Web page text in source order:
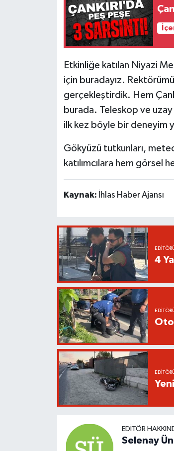
Etkinliğe katılan Niyazi
için buradayız.
gerçekleştirdik. Hem
burada. Teleskop ve uzay
ilk kez böyle bir deneyim
Gökyüzü tutkunları,
katılımcılara hem görsel
Kaynak: İhlas Haber Ajansı
4
EDITÖR
Selenay